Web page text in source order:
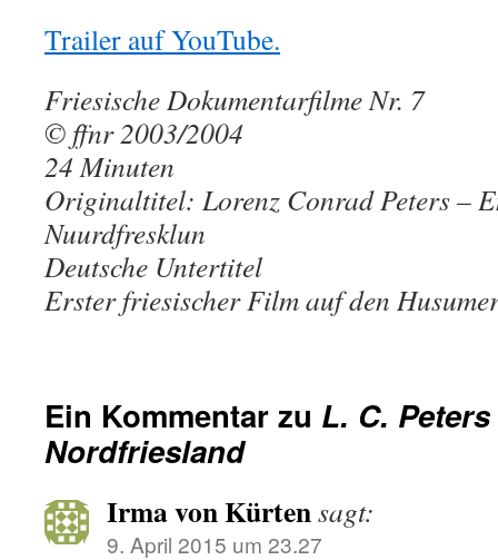
Trailer auf YouTube.
Friesische Dokumentarfilme Nr. 7
© ffnr 2003/2004
24 Minuten
Originaltitel: Lorenz Conrad Peters –
Nuurdfresklun
Deutsche Untertitel
Erster friesischer Film auf den
Ein Kommentar zu L. C.
Nordfriesland
Irma von Kürtensagt:
9. April 2015 um 23.27